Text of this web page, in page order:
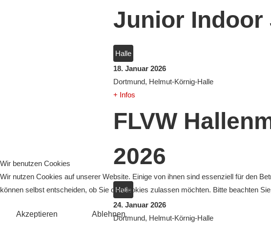
Junior Indoor
Halle
18. Januar 2026
Dortmund, Helmut-Körnig-Halle
+ Infos
FLVW
2026
Halle
24. Januar 2026
Dortmund, Helmut-Körnig-Halle
Wir benutzen Cookies
Wir nutzen Cookies auf unserer Website. Einige von ihnen sind essenziell für den
können selbst entscheiden, ob Sie die Cookies zulassen möchten. Bitte beachten
Akzeptieren Ablehnen